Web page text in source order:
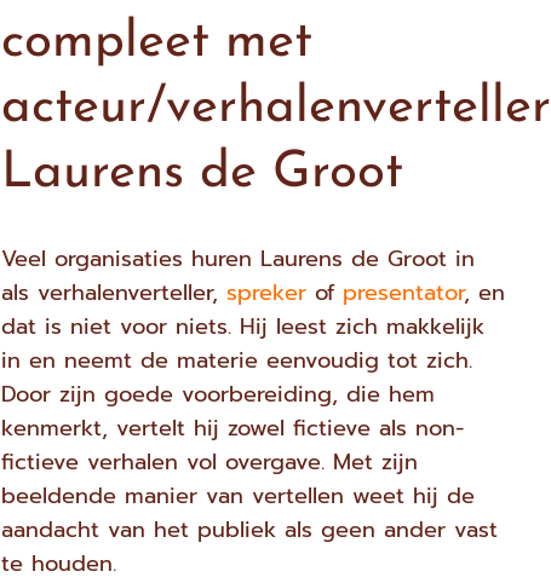
compleet met
acteur/verhalenverteller
Laurens de Groot
Veel organisaties huren Laurens de Groot in
als verhalenverteller,spreker of presentator, en
dat is niet voor niets. Hij leest zich makkelijk
in en neemt de materie eenvoudig tot zich.
Door zijn goede voorbereiding, die hem
kenmerkt, vertelt hij zowel fictieve als non-
fictieve verhalen vol overgave. Met zijn
beeldende manier van vertellen weet hij de
aandacht van het publiek als geen ander vast
te houden.